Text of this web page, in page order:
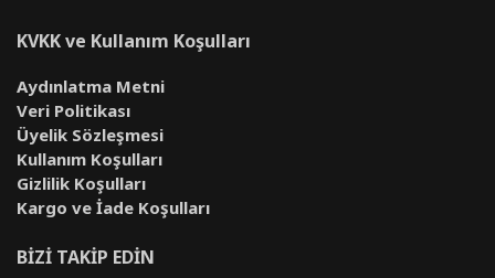
KVKK ve Kullanım Koşulları
Aydınlatma Metni
Veri Politikası
Üyelik Sözleşmesi
Kullanım Koşulları
Gizlilik Koşulları
Kargo ve İade Koşulları
BİZİ TAKİP EDİN